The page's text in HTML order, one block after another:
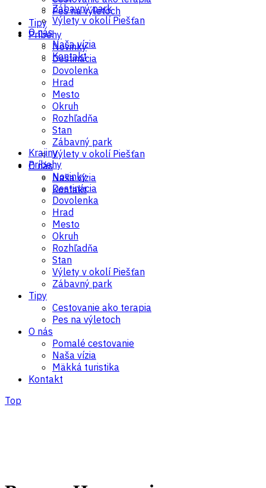
Pes na výletoch
Tipy
Príbehy
Novinky
Destinácia
Dovolenka
Hrad
Mesto
Okruh
Rozhľadňa
Stan
Zábavný park
Výlety v okolí Piešťan
O nás
Naša vízia
Kontakt
Zábavný park
Výlety v okolí Piešťan
O nás
Naša vízia
Kontakt
Krajiny
Príbehy
Novinky
Destinácia
Dovolenka
Hrad
Mesto
Okruh
Rozhľadňa
Stan
Výlety v okolí Piešťan
Zábavný park
Tipy
Cestovanie ako terapia
Pes na výletoch
O nás
Pomalé cestovanie
Naša vízia
Mäkká turistika
Kontakt
Top